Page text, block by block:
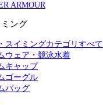
ARMOUR
ング
スイミングカテゴリすべて
ウェア・競泳水着
キャップ
ゴーグル
バッグ